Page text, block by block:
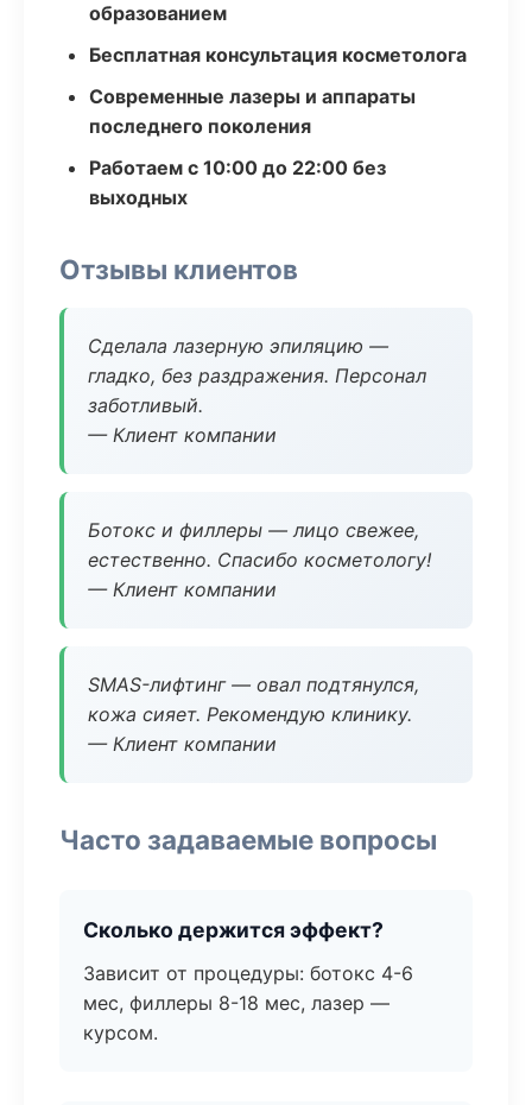
образованием
Бесплатная консультация косметолога
Современные лазеры и аппараты
последнего поколения
Работаем с 10:00 до 22:00 без
выходных
Отзывы клиентов
Сделала лазерную эпиляцию —
гладко, без раздражения. Персонал
заботливый.
— Клиент компании
Ботокс и филлеры — лицо свежее,
естественно. Спасибо косметологу!
— Клиент компании
SMAS-лифтинг — овал подтянулся,
кожа сияет. Рекомендую клинику.
— Клиент компании
Часто задаваемые вопросы
Сколько держится эффект?
Зависит от процедуры: ботокс 4-6
мес, филлеры 8-18 мес, лазер —
курсом.